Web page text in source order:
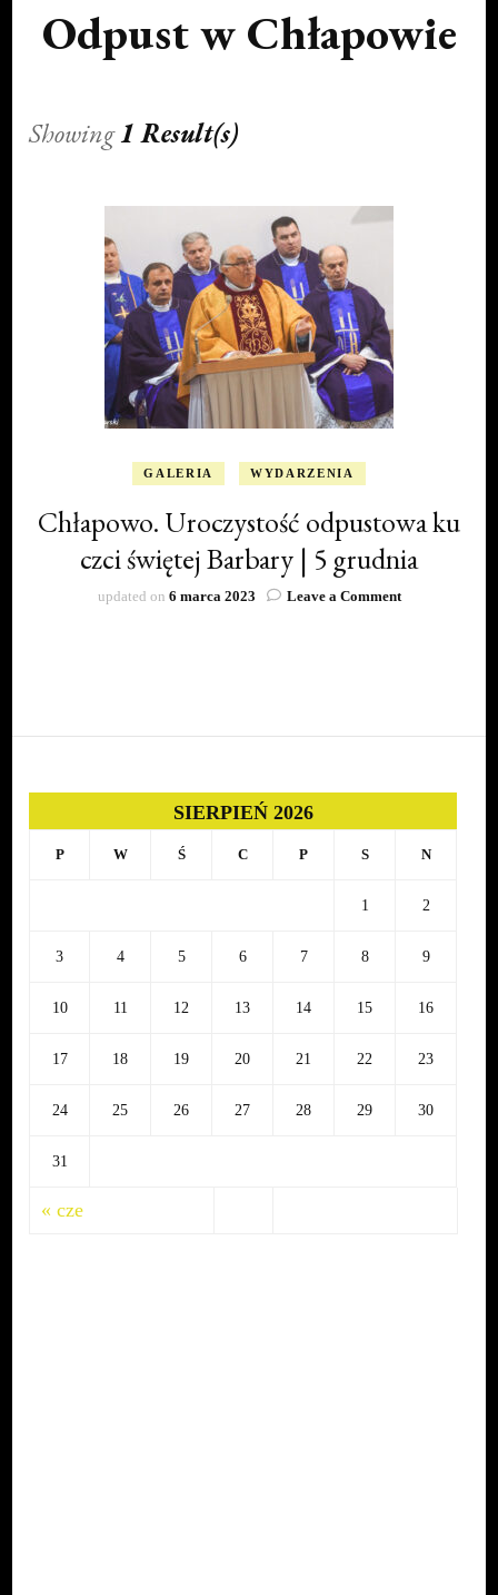
Odpust w Chłapowie
Showing1 Result(s)
GALERIA WYDARZENIA
Chłapowo. Uroczystość odpustowa ku
czci świętej Barbary | 5 grudnia
updated on 6 marca 2023 Leave a Commenton
5
SIERPIEŃ 2026
P W Ś C P S N
1 2
3 4 5 6 7 8 9
10 11 12 13 14 15 16
17 18 19 20 21 22 23
24 25 26 27 28 29 30
31
« cze